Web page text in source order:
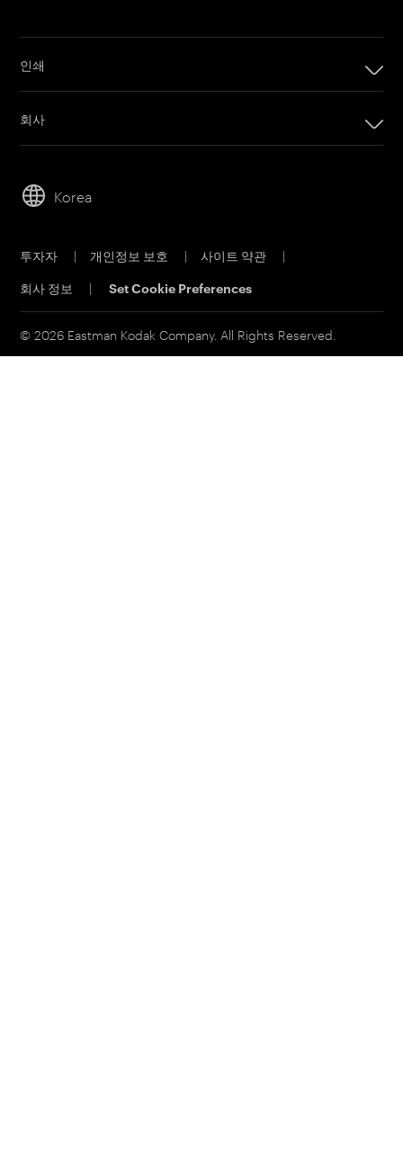
인쇄
디지털 인쇄 제품
오프셋 인쇄 제품
고객 포털
영업 문의
회사
리더십
지속 가능성
물질 안전 보건 자료
연락처
Korea
투자자 | 개인정보 보호 | 사이트 약관
|
회사 정보
| Set Cookie Preferences
© 2026 Eastman Kodak Company. All Rights Reserved.